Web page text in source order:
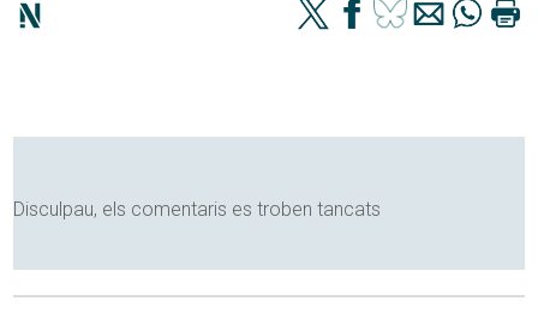
Disculpau, els comentaris es troben tancats